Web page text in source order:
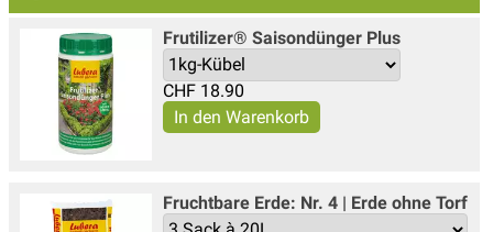
Frutilizer® Saisondünger Plus
CHF 18.90
Fruchtbare Erde: Nr. 4 | Erde ohne Torf